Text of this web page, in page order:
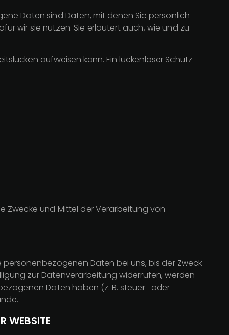
Daten sind Daten, mit denen Sie persönlich
wir sie nutzen. Sie erläutert auch, wie und zu
aufweisen kann. Ein lückenloser Schutz
Zwecke und Mittel der Verarbeitung von
Daten bei uns, bis der Zweck
zur Datenverarbeitung widerrufen, werden
Daten haben (z. B. steuer- oder
WEBSITE